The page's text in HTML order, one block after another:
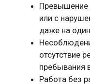
Превышение
или с
даже на
отсутствие
пребывания
Работа без